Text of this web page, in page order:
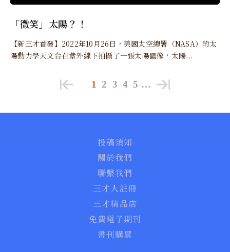
「微笑」太陽？！
【新三才首發】2022年10月26日，美國太空總署（NASA）的太
陽動力學天文台在紫外線下拍攝了一張太陽圖像，太陽...
1 2 3 4 5 …
投稿須知
關於我們
聯繫我們
三才人註冊
三才精品店
免費電子期刊
書刊購買